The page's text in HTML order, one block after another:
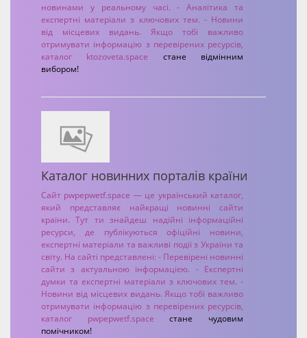
новинами у реальному часі. - Аналітика та
експертні матеріали з ключових тем. - Новини
від місцевих видань. Якщо тобі важливо
отримувати інформацію з перевірених ресурсів,
каталог ktozoveta.space стане відмінним
вибором!
Каталог новинних порталів країни
Сайт pwpepwetf.space — це український каталог,
який представляє найкращі новинні сайти
країни. Тут ти знайдеш надійні інформаційні
ресурси, де публікуються офіційні новини,
експертні матеріали та важливі події з України та
світу. На сайті представлені: - Перевірені новинні
сайти з актуальною інформацією. - Експертні
думки та експертні матеріали з ключових тем. -
Новини від місцевих видань. Якщо тобі важливо
отримувати інформацію з перевірених ресурсів,
каталог pwpepwetf.space стане чудовим
помічником!